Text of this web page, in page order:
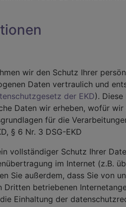
wir den Schutz Ihrer
Daten vertraulich und
der EKD).
Daten wir erheben, wofür
für die
§ 6 Nr. 3 DSG-EKD
vollständiger Schutz Ihrer
im Internet (z.B.
Sie außerdem, dass Sie von
Dritten betriebenen
Einhaltung der